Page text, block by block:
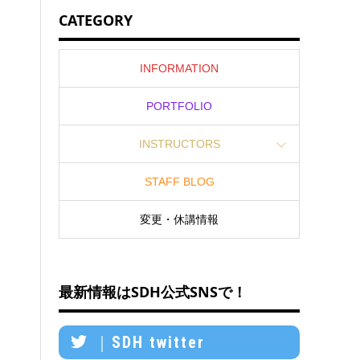
CATEGORY
INFORMATION
PORTFOLIO
INSTRUCTORS
STAFF BLOG
変更・休講情報
最新情報はSDH公式SNSで！
｜SDH twitter